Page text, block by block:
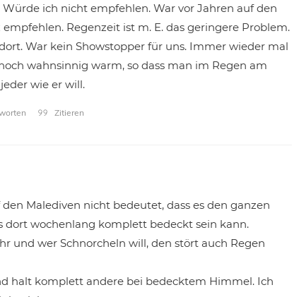
ich nicht empfehlen. War vor Jahren auf den
Regenzeit ist m. E. das geringere Problem.
War kein Showstopper für uns. Immer wieder mal
wahnsinnig warm, so dass man im Regen am
wie er will.
Zitieren
Malediven nicht bedeutet, dass es den ganzen
dort wochenlang komplett bedeckt sein kann.
und wer Schnorcheln will, den stört auch Regen
halt komplett andere bei bedecktem Himmel. Ich